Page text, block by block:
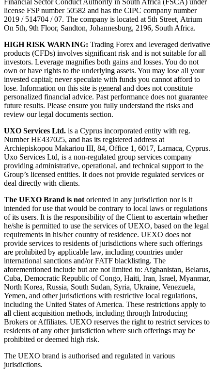
Financial Sector Conduct Authority in South Africa (FSCA) under
license FSP number 50582 and has the CIPC company number
2019 / 514704 / 07. The company is located at 5th Street, Atrium
On 5th, 9th Floor, Sandton, Johannesburg, 2196, South Africa.
HIGH RISK WARNING: Trading Forex and leveraged derivative
products (CFDs) involves significant risk and is not suitable for all
investors. Leverage magnifies both gains and losses. You do not
own or have rights to the underlying assets. You may lose all your
invested capital; never speculate with funds you cannot afford to
lose. Information on this site is general and does not constitute
personalized financial advice. Past performance does not guarantee
future results. Please ensure you fully understand the risks and
review our legal documents section.
UXO Services Ltd. is a Cyprus incorporated entity with reg.
Number HE437025, and has its registered address at
Archiepiskopou Makariou III, 84, Office 1, 6017, Larnaca, Cyprus.
Uxo Services Ltd, is a non-regulated group services company
providing administrative, operational, and technical support to the
Group’s licensed entities. It does not provide regulated services or
deal directly with clients.
The UEXO Brand is not oriented in any jurisdiction nor is it
intended for use that would be contrary to local laws or regulations
of its users. It is the responsibility of the Client to ascertain whether
he/she is permitted to use the services of UEXO, based on the legal
requirements in his/her country of residence. UEXO does not
provide services to residents of jurisdictions where such offerings
are prohibited by applicable law, including countries under
international sanctions and/or FATF blacklisting. The
aforementioned include but are not limited to: Afghanistan, Belarus,
Cuba, Democratic Republic of Congo, Haiti, Iran, Israel, Myanmar,
North Korea, Russia, South Sudan, Syria, Ukraine, Venezuela,
Yemen, and other jurisdictions with restrictive local regulations,
including the United States of America. These restrictions apply to
all client acquisition methods, including through Introducing
Brokers or Affiliates. UEXO reserves the right to restrict services to
residents of any other jurisdiction where such offerings may be
prohibited or deemed high risk.
The UEXO brand is authorised and regulated in various
jurisdictions.